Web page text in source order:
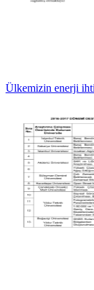
Ülkemizin enerji